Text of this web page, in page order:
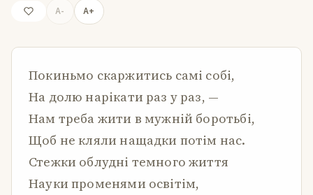
A- A+
Покиньмо скаржитись самі собі,
На долю нарікати раз у раз, —
Нам треба жити в мужній боротьбі,
Щоб не кляли нащадки потім нас.
Стежки облудні темного життя
Науки променями освітім,